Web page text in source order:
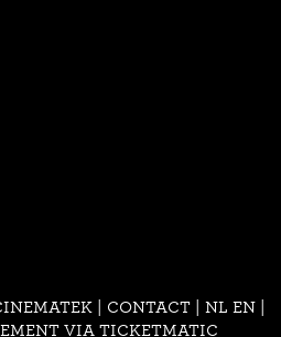
| CONTACT| NL EN
VIA TICKETMATIC